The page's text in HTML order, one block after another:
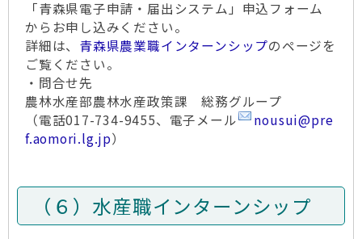
「青森県電子申請・届出システム」申込フォーム
からお申し込みください。
詳細は、 青森県農業職インターンシップのページを
ご覧ください。
・問合せ先
農林水産部農林水産政策課 総務グループ
（電話017-734-9455、電子メール
nousui@pre
f.aomori.lg.jp）
（６）水産職インターンシップ